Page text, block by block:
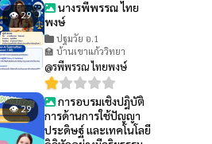
👁 29
นางรพีพรรณ ไทย
พงษ์
ปฐมวัย อ.1
🏫 บ้านเขาแก้ววิทยา
@รพีพรรณ ไทยพงษ์
👁 29
การอบรมเชิงปฎิบัติ
การด้านการใช้ปัญญา
ประดิษฐ์ และเทคโนโลยี